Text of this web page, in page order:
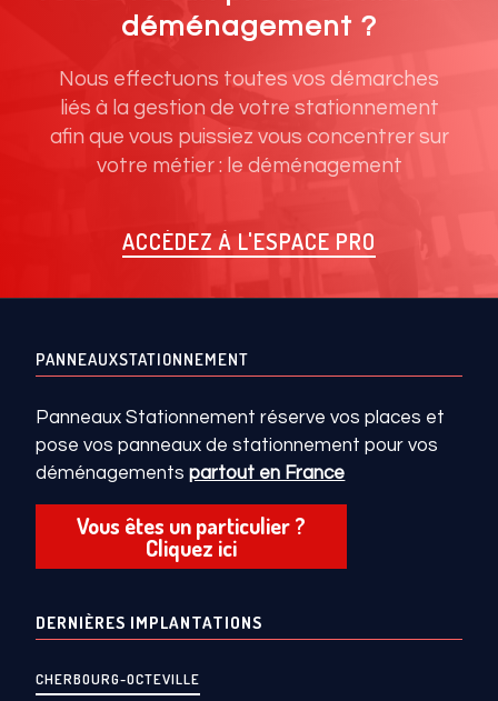
déménagement ?
Nous effectuons toutes vos démarches
liés à la gestion de votre stationnement
afin que vous puissiez vous concentrer sur
votre métier : le déménagement
ACCÉDEZ À L'ESPACE PRO
PANNEAUXSTATIONNEMENT
Panneaux Stationnement réserve vos places et
pose vos panneaux de stationnement pour vos
déménagementspartout en France
Vous êtes un particulier ?
Cliquez ici
DERNIÈRES IMPLANTATIONS
CHERBOURG-OCTEVILLE